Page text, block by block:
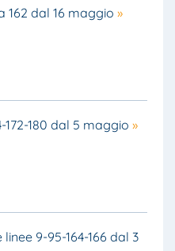
162 dal 16 maggio »
172-180 dal 5 maggio »
9-95-164-166 dal 3